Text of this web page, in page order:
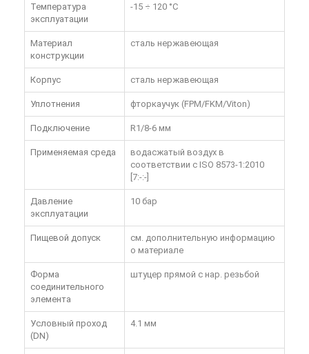
Температура
эксплуатации
-15 ÷ 120 °C
Материал
конструкции
сталь нержавеющая
Корпус сталь нержавеющая
Уплотнения фторкаучук (FPM/FKM/Viton)
Подключение R1/8-6 мм
Применяемая среда
водасжатый воздух в
соответствии с ISO 8573-1:2010
[7:-:-]
Давление
эксплуатации
10 бар
Пищевой допуск
см. дополнительную информацию
о материале
Форма
соединительного
элемента
штуцер прямой с нар. резьбой
Условный проход
(DN)
4.1 мм